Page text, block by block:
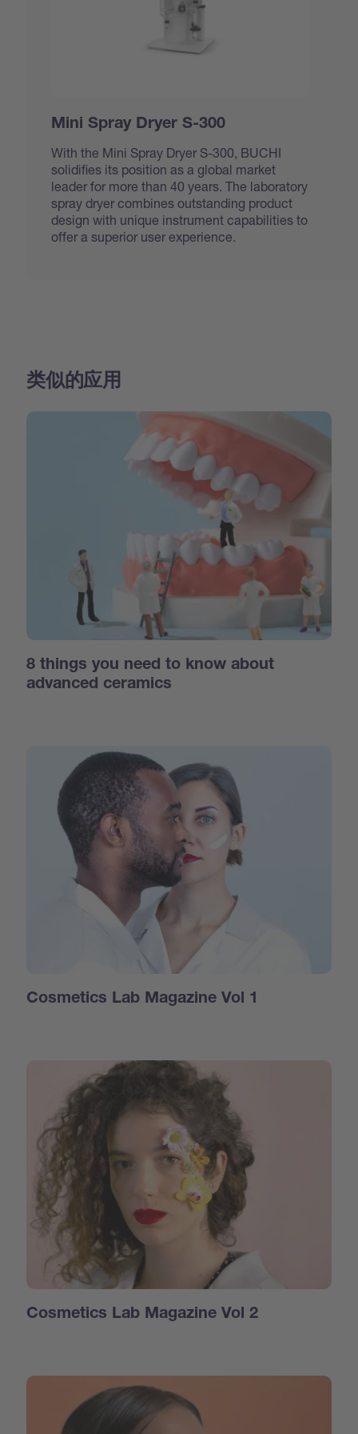
Mini Spray Dryer S-300
With the Mini Spray Dryer S-300, BUCHI
solidifies its position as a global market
leader for more than 40 years. The laboratory
spray dryer combines outstanding product
design with unique instrument capabilities to
offer a superior user experience.
类似的应用
8 things you need to know about
advanced ceramics
Cosmetics Lab Magazine Vol 1
Cosmetics Lab Magazine Vol 2